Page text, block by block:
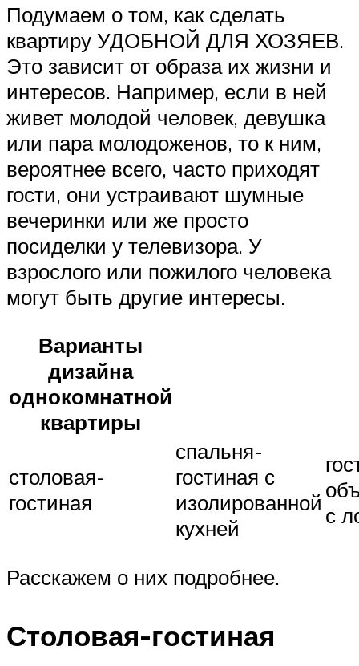
Подумаем о том, как сделать
квартиру УДОБНОЙ ДЛЯ ХОЗЯЕВ.
Это зависит от образа их жизни и
интересов. Например, если в ней
живет молодой человек, девушка
или пара молодоженов, то к ним,
вероятнее всего, часто приходят
гости, они устраивают шумные
вечеринки или же просто
посиделки у телевизора. У
взрослого или пожилого человека
могут быть другие интересы.
Варианты
дизайна
однокомнатной
квартиры
столовая-
гостиная
спальня-
гостиная с
изолированной
кухней
с
Расскажем о них подробнее.
Столовая-гостиная